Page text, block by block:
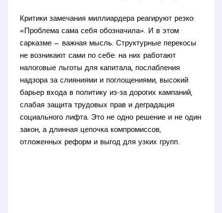
Критики замечания миллиардера реагируют резко:
«Проблема сама себя обозначила». И в этом
сарказме — важная мысль. Структурные перекосы
не возникают сами по себе: на них работают
налоговые льготы для капитала, послабления
надзора за слияниями и поглощениями, высокий
барьер входа в политику из‑за дорогих кампаний,
слабая защита трудовых прав и деградация
социального лифта. Это не одно решение и не один
закон, а длинная цепочка компромиссов,
отложенных реформ и выгод для узких групп.